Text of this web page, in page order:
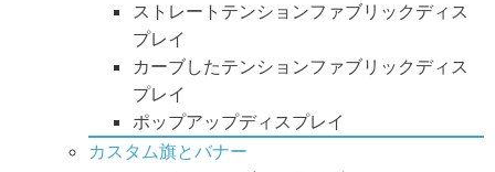
ストレートテンションファブリックディス
プレイ
カーブしたテンションファブリックディス
プレイ
ポップアップディスプレイ
カスタム旗とバナー